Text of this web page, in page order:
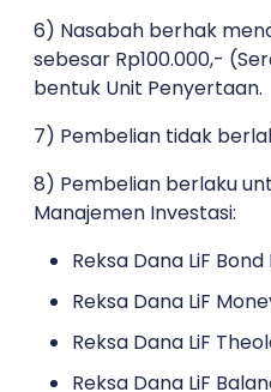
6) Nasabah berhak
sebesar Rp100.000,-
bentuk Unit Penyertaan.
7) Pembelian tidak
8) Pembelian berlaku
Manajemen Investasi:
Reksa Dana LiF Bond
Reksa Dana LiF
Reksa Dana LiF
Reksa Dana LiF